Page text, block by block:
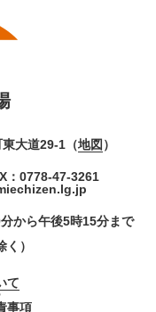
大道29-1（地図 ）
：0778-47-3261
から午後5時15分まで
）
て
事項